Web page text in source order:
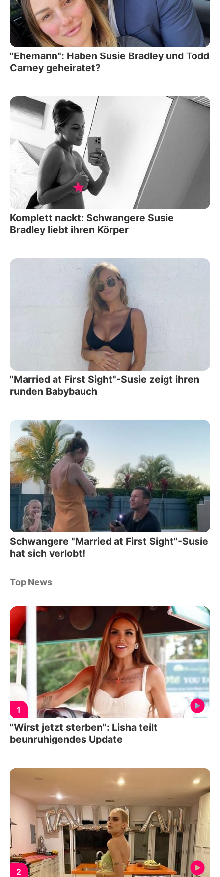
"Ehemann": Haben Susie Bradley und Todd
Carney geheiratet?
Komplett nackt: Schwangere Susie
Bradley liebt ihren Körper
"Married at First Sight"-Susie zeigt ihren
runden Babybauch
Schwangere "Married at First Sight"-Susie
hat sich verlobt!
Top News
1
"Wirst jetzt sterben": Lisha teilt
beunruhigendes Update
2